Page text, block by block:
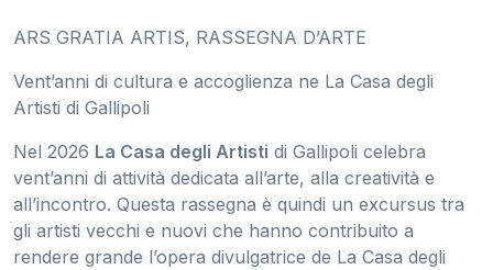
ARS GRATIA ARTIS, RASSEGNA D’ARTE
Vent’anni di cultura e accoglienza ne La Casa degli
Artisti di Gallipoli
Nel 2026 La Casa degli Artisti di Gallipoli celebra
vent’anni di attività dedicata all’arte, alla creatività e
all’incontro. Questa rassegna è quindi un excursus tra
gli artisti vecchi e nuovi che hanno contribuito a
rendere grande l’opera divulgatrice de La Casa degli